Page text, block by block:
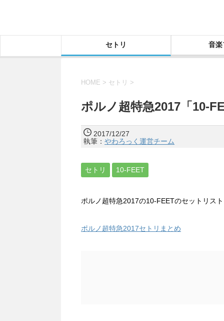
セトリ 音楽
HOME > セトリ >
ポルノ超特急2017「10-
2017/12/27
執筆： やわろっく運営チーム
セトリ 10-FEET
ポルノ超特急2017の10-FEETのセットリスト
ポルノ超特急2017セトリまとめ